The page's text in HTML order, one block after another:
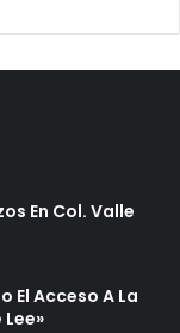
En Col. Valle
Acceso A La